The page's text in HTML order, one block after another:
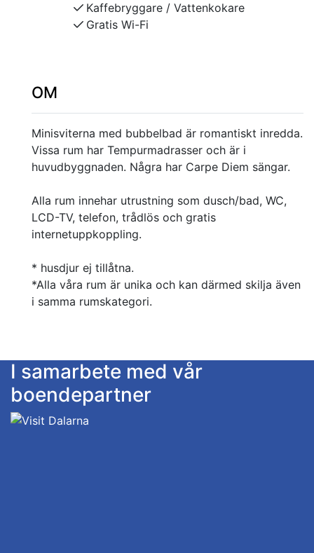
Kaffebryggare / Vattenkokare
Gratis Wi-Fi
OM
Minisviterna med bubbelbad är romantiskt inredda.
Vissa rum har Tempurmadrasser och är i
huvudbyggnaden. Några har Carpe Diem sängar.
Alla rum innehar utrustning som dusch/bad, WC,
LCD-TV, telefon, trådlös och gratis
internetuppkoppling.
* husdjur ej tillåtna.
*Alla våra rum är unika och kan därmed skilja även
i samma rumskategori.
I samarbete med vår
boendepartner